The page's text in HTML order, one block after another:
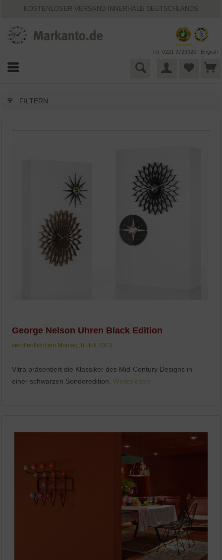
KOSTENLOSER VERSAND INNERHALB DEUTSCHLANDS
BESTPRICE-GARANTIE
Tel. 0221 9723920 English
FILTERN
George Nelson Uhren Black Edition
veröffentlicht am Montag, 8. Juli 2013
Vitra präsentiert die Klassiker des Mid-Century Designs in
einer schwarzen Sonderedition.Weiterlesen